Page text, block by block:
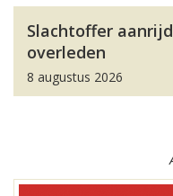
Slachtoffer
overleden
8 augustus 2026